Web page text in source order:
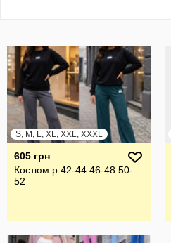
S, M, L, XL, XXL, XXXL
605 грн
Костюм р 42-44 46-48 50-
52